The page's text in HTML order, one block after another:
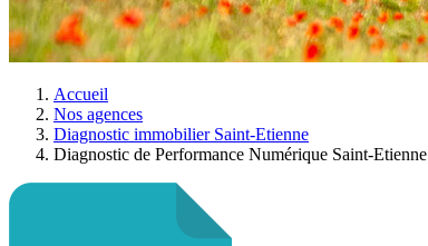
Accueil
Nos agences
Diagnostic immobilier Saint-Etienne
Diagnostic de Performance Numérique Saint-Etienne